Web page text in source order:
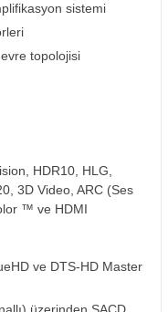
sistemi
topolojisi
HDR10, HLG,
3D Video, ARC (Ses
™ ve HDMI
ve DTS-HD Master